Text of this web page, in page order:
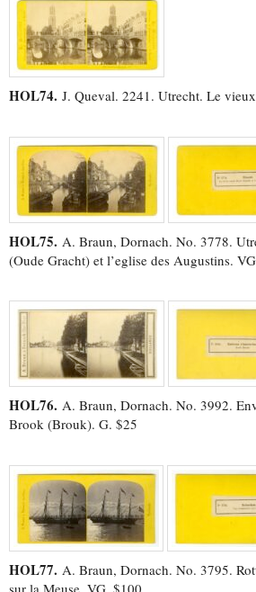
HOL74. J. Queval. 2241. Utrecht. Le
HOL75. A. Braun, Dornach. No. 3778.
(Oude Gracht) et l’eglise des Augustins.
HOL76. A. Braun, Dornach. No. 3992.
Brook (Brouk). G. $25
HOL77. A. Braun, Dornach. No. 3795.
sur la Meuse. VG. $100